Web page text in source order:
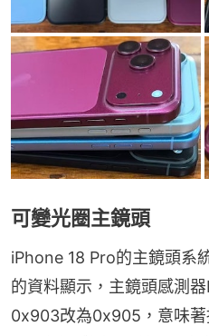
可變光圈主鏡頭
iPhone 18 Pro的主鏡頭系
的資料顯示，主鏡頭感測
0x903改為0x905，意味